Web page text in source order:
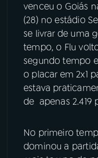
04 PROGRAMAS
05PODCASTS
06VIDEOCASTS
08FESTIVAL DE
venceu o Goiás
(28) no estádio
se livrar de uma
tempo, o Flu
segundo tempo
o placar em 2x1
estava
de apenas 2.419
No primeiro
dominou a